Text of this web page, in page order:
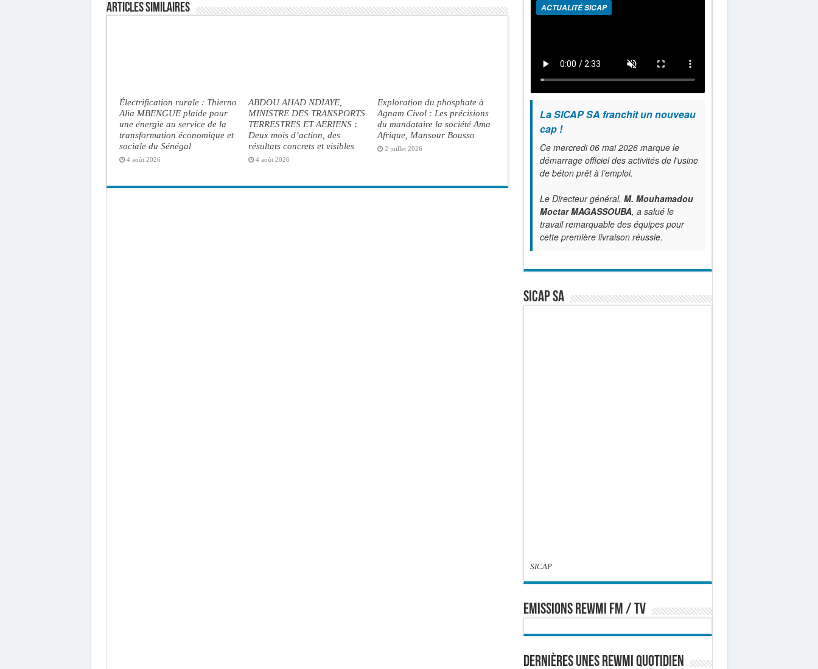
Articles similaires
Électrification rurale : Thierno
Alia MBENGUE plaide pour
une énergie au service de la
transformation économique et
sociale du Sénégal
4 août 2026
ABDOU AHAD NDIAYE,
MINISTRE DES TRANSPORTS
TERRESTRES ET AERIENS :
Deux mois d’action, des
résultats concrets et visibles
4 août 2026
Exploration du phosphate à
Agnam Civol : Les précisions
du mandataire la société Ama
Afrique, Mansour Bousso
2 juillet 2026
ACTUALITÉ SICAP
La SICAP SA franchit un nouveau
cap !
Ce mercredi 06 mai 2026 marque le
démarrage officiel des activités de l'usine
de béton prêt à l’emploi.
Le Directeur général, M. Mouhamadou
Moctar MAGASSOUBA, a salué le
travail remarquable des équipes pour
cette première livraison réussie.
SICAP SA
SICAP
EMISSIONS REWMI FM / TV
Dernières Unes Rewmi Quotidien